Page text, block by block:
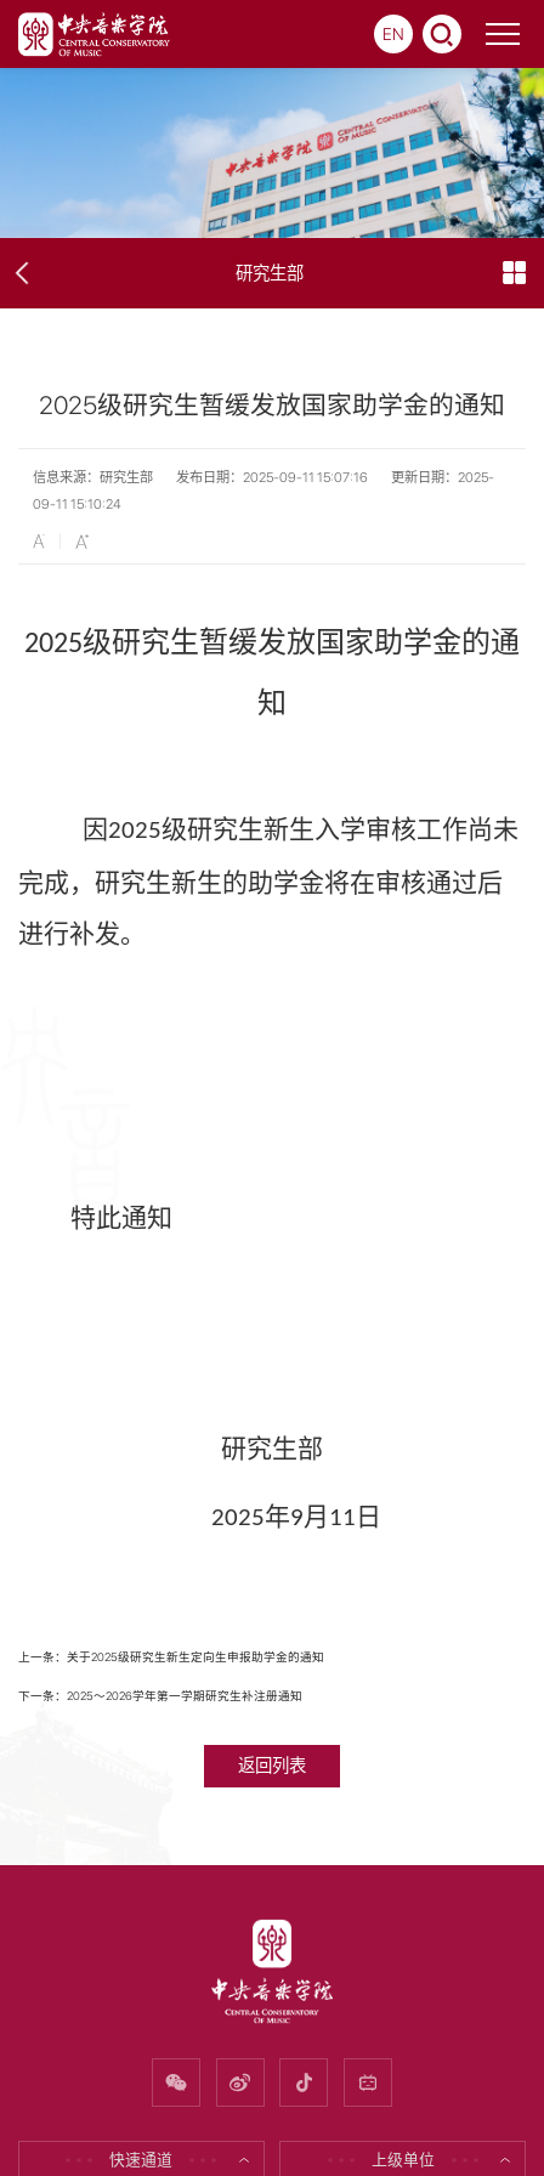
EN
研究生部
2025级研究生暂缓发放国家助学金的通知
信息来源：研究生部 发布日期：2025-09-11 15:07:16
更新日期：2025-
09-11 15:10:24
2025级研究生暂缓发放国家助学金的通
知
因2025级研究生新生入学审核工作尚未
完成，研究生新生的助学金将在审核通过后
进行补发。
特此通知
研究生部
2025年9月 11日
上一条：关于2025级研究生新生定向生申报助学金的通知
下一条：2025～2026学年第一学期研究生补注册通知
返回列表
快速通道 上级单位